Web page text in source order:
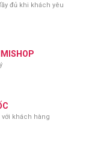
đủ khi khách yêu
với khách hàng